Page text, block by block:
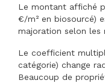
Le montant affiché
€/m² en biosourcé)
majoration selon les
Le coefficient
catégorie) change
Beaucoup de